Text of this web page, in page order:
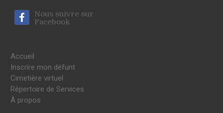
Nous suivre sur
Facebook
Accueil
Inscrire mon défunt
Cimetière virtuel
Répertoire de Services
À propos